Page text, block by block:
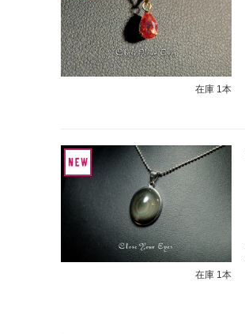
在庫 1本
在庫 1本